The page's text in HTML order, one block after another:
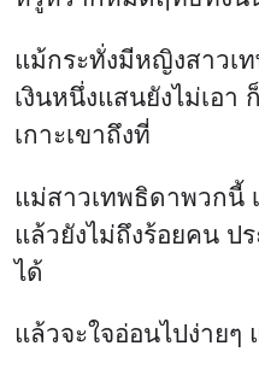
แม้กระทั่งมีหญิงสาวเ
เงินหนึ่งแสนยังไม่เอา
เกาะเขาถึงที่
แม่สาวเทพธิดาพวกนี้
แล้วยังไม่ถึงร้อยคน
ได้
แล้วจะใจอ่อนไปง่ายๆ